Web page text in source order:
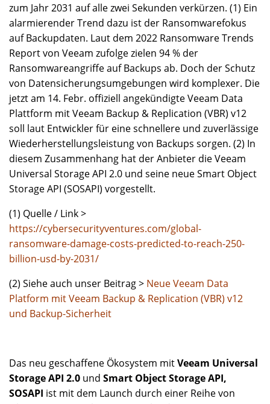
zum Jahr 2031 auf alle zwei Sekunden verkürzen. (1) Ein
alarmierender Trend dazu ist der Ransomwarefokus
auf Backupdaten. Laut dem 2022 Ransomware Trends
Report von Veeam zufolge zielen 94 % der
Ransomwareangriffe auf Backups ab. Doch der Schutz
von Datensicherungsumgebungen wird komplexer. Die
jetzt am 14. Febr. offiziell angekündigte Veeam Data
Plattform mit Veeam Backup & Replication (VBR) v12
soll laut Entwickler für eine schnellere und zuverlässige
Wiederherstellungsleistung von Backups sorgen. (2) In
diesem Zusammenhang hat der Anbieter die Veeam
Universal Storage API 2.0 und seine neue Smart Object
Storage API (SOSAPI) vorgestellt.
(1) Quelle / Link >
https://cybersecurityventures.com/global-
ransomware-damage-costs-predicted-to-reach-250-
billion-usd-by-2031/
(2) Siehe auch unser Beitrag > Neue Veeam Data
Platform mit Veeam Backup & Replication (VBR) v12
und Backup-Sicherheit
Das neu geschaffene Ökosystem mitVeeam Universal
Storage API 2.0 und Smart Object Storage API,
SOSAPI ist mit dem Launch durch einer Reihe von